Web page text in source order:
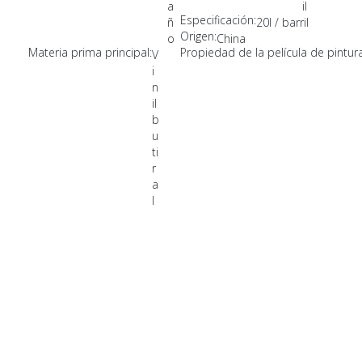
a
ñ
o
il
Especificación:20l / barril
Origen:China
Materia prima principal:V
i
n
il
b
u
ti
r
a
l
Propiedad de la película de